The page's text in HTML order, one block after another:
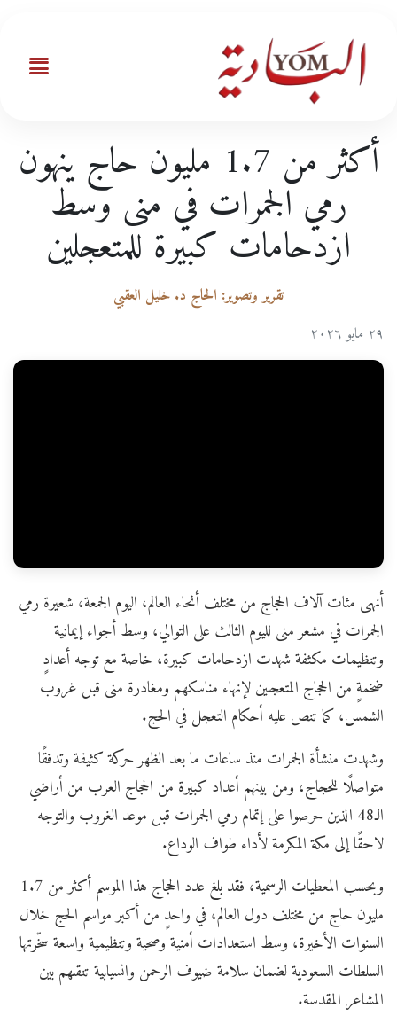
أكثر من 1.7 مليون حاج ينهون
رمي الجمرات في منى وسط
ازدحامات كبيرة للمتعجلين
تقرير وتصوير: الحاج د. خليل العقبي
٢٩ مايو ٢٠٢٦
أنهى مئات آلاف الحجاج من مختلف أنحاء العالم، اليوم الجمعة، شعيرة رمي
الجمرات في مشعر منى لليوم الثالث على التوالي، وسط أجواء إيمانية
وتنظيمات مكثفة شهدت ازدحامات كبيرة، خاصة مع توجه أعدادٍ
ضخمةٍ من الحجاج المتعجلين لإنهاء مناسكهم ومغادرة منى قبل غروب
الشمس، كما تنص عليه أحكام التعجل في الحج.
وشهدت منشأة الجمرات منذ ساعات ما بعد الظهر حركة كثيفة وتدفقًا
متواصلًا للحجاج، ومن بينهم أعداد كبيرة من الحجاج العرب من أراضي
الـ48 الذين حرصوا على إتمام رمي الجمرات قبل موعد الغروب والتوجه
لاحقًا إلى مكة المكرمة لأداء طواف الوداع.
وبحسب المعطيات الرسمية، فقد بلغ عدد الحجاج هذا الموسم أكثر من 1.7
مليون حاج من مختلف دول العالم، في واحدٍ من أكبر مواسم الحج خلال
السنوات الأخيرة، وسط استعدادات أمنية وصحية وتنظيمية واسعة سخّرتها
السلطات السعودية لضمان سلامة ضيوف الرحمن وانسيابية تنقلهم بين
المشاعر المقدسة.